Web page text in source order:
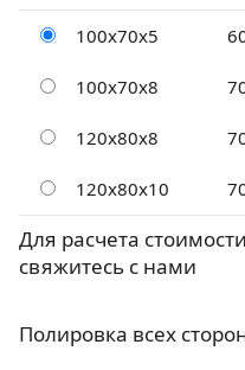
100х70х5
100х70х8
120х80х8
120х80х10
Для расчета
свяжитесь с нами
Полировка всех